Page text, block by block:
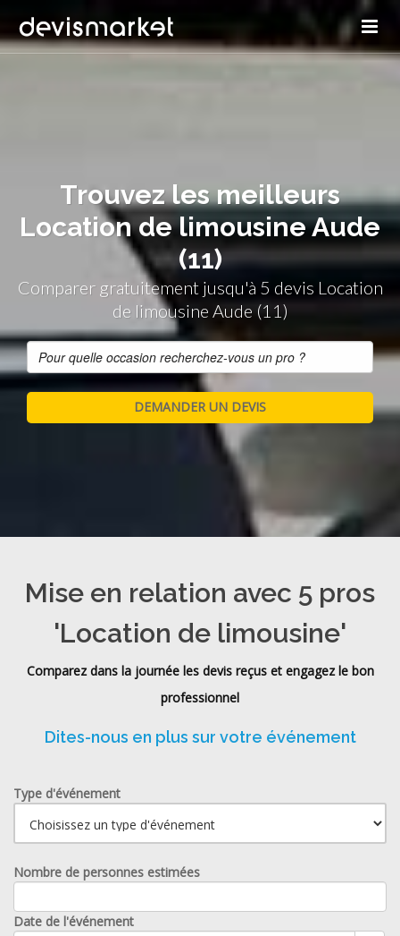
Trouvez les meilleurs
Location de limousine Aude
(11)
Comparer gratuitement jusqu'à 5 devis Location
de limousine Aude (11)
Mise en relation avec 5 pros
'Location de limousine'
Comparez dans la journée les devis reçus et engagez le bon
professionnel
Dites-nous en plus sur votre événement
Type d'événement
Nombre de personnes estimées
Date de l'événement